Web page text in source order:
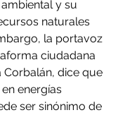
y su
naturales
la portavoz
ciudadana
Corbalán, dice que
energías
ser sinónimo de